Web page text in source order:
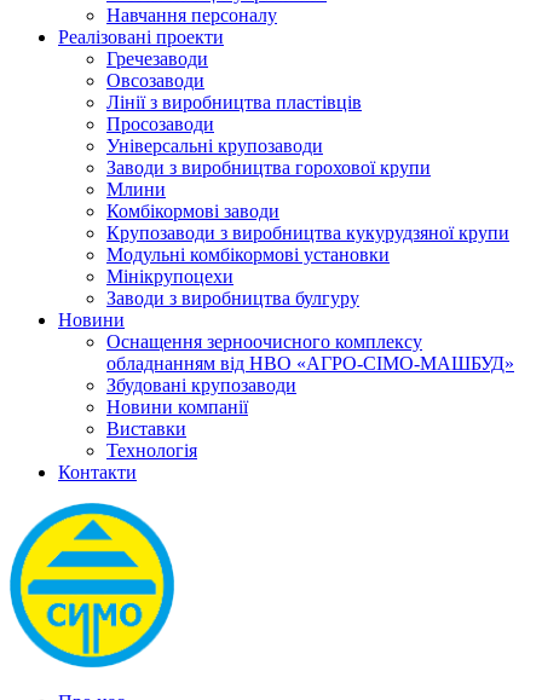
Навчання персоналу
Реалізовані проекти
Гречезаводи
Овсозаводи
Лінії з виробництва пластівців
Просозаводи
Універсальні крупозаводи
Заводи з виробництва горохової крупи
Млини
Комбікормові заводи
Крупозаводи з виробництва кукурудзяної крупи
Модульні комбікормові установки
Мінікрупоцехи
Заводи з виробництва булгуру
Новини
Оснащення зерноочисного комплексу
обладнанням від НВО «АГРО-СІМО-МАШБУД»
Збудовані крупозаводи
Новини компанії
Виставки
Технологія
Контакти